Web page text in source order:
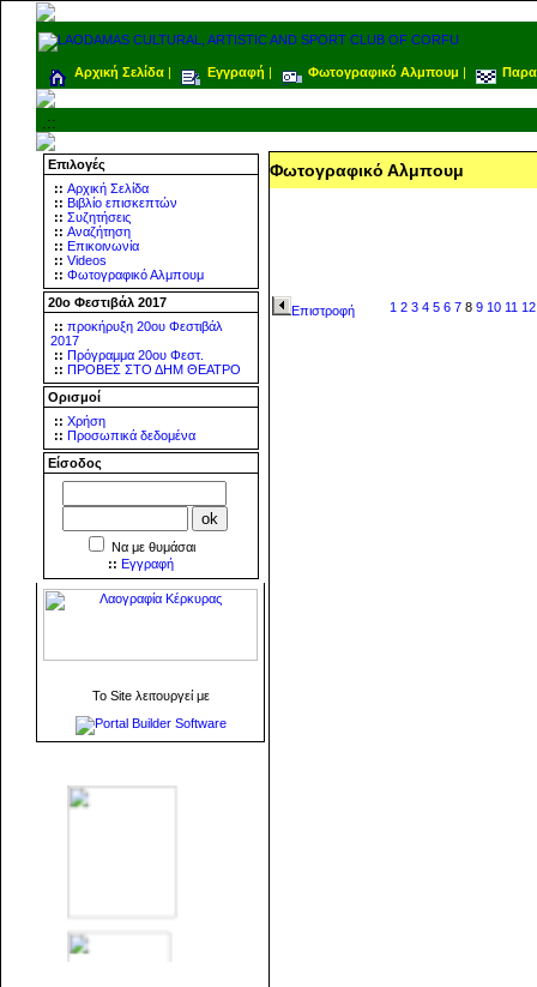
Αρχική Σελίδα | Εγγραφή | Φωτογραφικό Αλμπουμ |
.::
Επιλογές
:: Αρχική Σελίδα
:: Βιβλίο επισκεπτών
:: Συζητήσεις
:: Αναζήτηση
:: Επικοινωνία
:: Videos
:: Φωτογραφικό Αλμπουμ
20ο Φεστιβάλ 2017
:: προκήρυξη 20ου Φεστιβάλ
2017
:: Πρόγραμμα 20ου Φεστ.
:: ΠΡΟΒΕΣ ΣΤΟ ΔΗΜ ΘΕΑΤΡΟ
Ορισμοί
:: Χρήση
:: Προσωπικά δεδομένα
Είσοδος
Να με θυμάσαι
:: Εγγραφή
To Site λειτουργεί με
Φωτογραφικό Αλμπουμ
Επιστροφή 1 2 3 4 5 6 78 9 10 11 12